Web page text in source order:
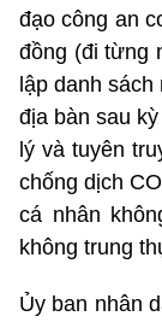
đạo công an
đồng (đi từng
lập danh
địa bàn sau
lý và tuyên
chống dịch
cá nhân
không trung
Ủy ban nhân